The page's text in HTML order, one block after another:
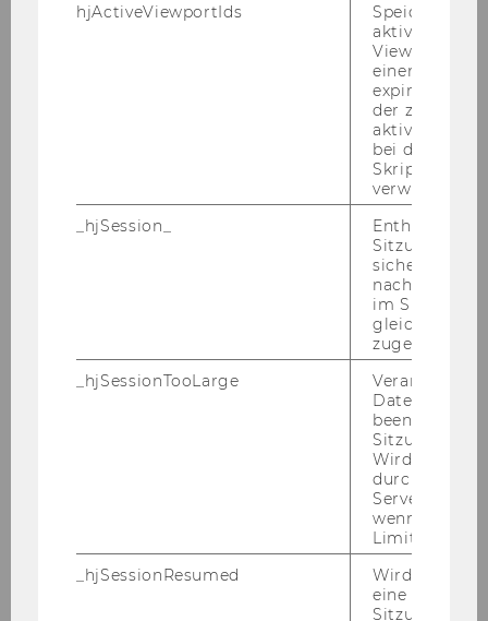
Institut für Österr. & Europ.
Univ.Prof.DDr. Christoph
Institut für Österr. & Europ.
Öffentliches Recht
Univ.Prof.Dr. Georg Lienbacher
Institut für Österr. & Europ.
Univ.Prof.Dr. Michael Lang
Internationales Steuerrecht
Univ.Prof.Dr. Claus Staringer
Institut für Österr. &
Internationales Steuerrecht
hjActiveViewportIds
Speichert die
aktiven
Viewports.
einen
der zur
aktiver
bei der
verwendet
_hjSession_
Enthält die
sicher, dass
im
gleichen
zugeordnet
_hjSessionTooLarge
Veranlasst
beenden,
Sitzung zu
Wird
durch ein
Servers
wenn die
Limit
_hjSessionResumed
Wird gesetzt,
eine
Sitzung/